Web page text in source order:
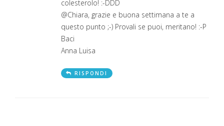
colesterolo! :-DDD
@Chiara, grazie e buona settimana a te a
questo punto ;-) Provali se puoi, meritano! :-P
Baci
Anna Luisa
RISPONDI